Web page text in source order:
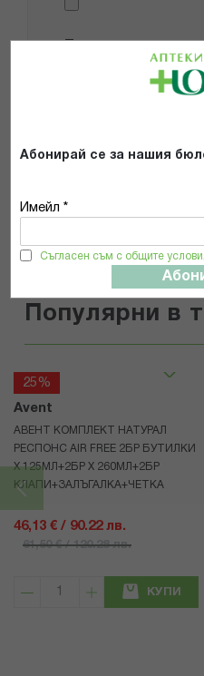
Абонирай се за нашия
Имейл *
Съгласен съм с общите
Прочетох и се
Общите условия и
Популярни в
25%
Avent
АВЕНТ КОМПЛЕКТ НАТУРАЛ
РЕСПОНС AIR FREE 2БР БУТИЛКИ
Х 125МЛ+2БР Х 260МЛ+2БР
КЛАПИ+ЗАЛЪГАЛКА+ЧЕТКА
46,13 € / 90.22 лв.
61,50 € / 120.28 лв.
КУПИ